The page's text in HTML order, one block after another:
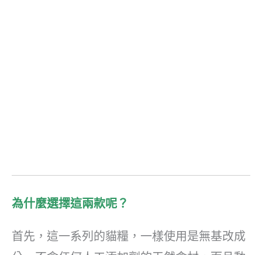
為什麼選擇這兩款呢？
首先，這一系列的貓糧，一樣使用是無基改成